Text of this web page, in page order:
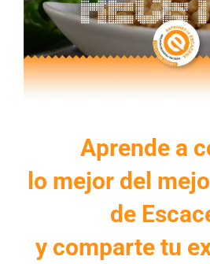
Aprende a
lo mejor del
de
y comparte tu